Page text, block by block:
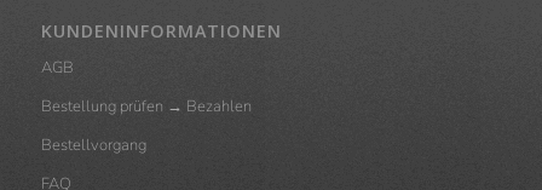
KUNDENINFORMATIONEN
AGB
Bestellung prüfen → Bezahlen
Bestellvorgang
FAQ